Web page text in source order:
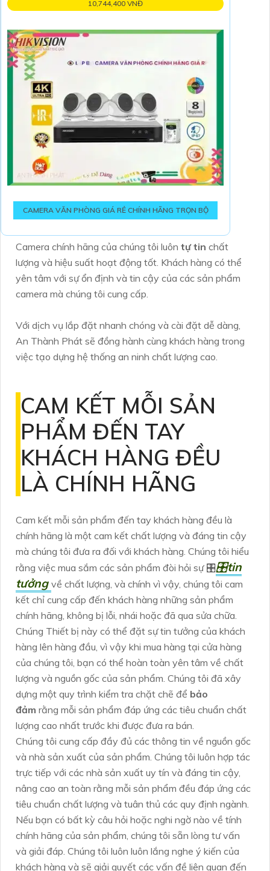
CAMERA VĂN PHÒNG GIÁ RẺ CHÍNH HÃNG TRỌN BỘ
10,744,400 VNĐ
Camera chính hãng của chúng tôi luôn tự tin chất
lượng và hiệu suất hoạt động tốt. Khách hàng có thể
yên tâm với sự ổn định và tin cậy của các sản phẩm
camera mà chúng tôi cung cấp.
Với dịch vụ lắp đặt nhanh chóng và cài đặt dễ dàng,
An Thành Phát sẽ đồng hành cùng khách hàng trong
việc tạo dựng hệ thống an ninh chất lượng cao.
CAM KẾT MỖI SẢN
PHẨM ĐẾN TAY
KHÁCH HÀNG ĐỀU
LÀ CHÍNH HÃNG
Cam kết mỗi sản phẩm đến tay khách hàng đều là
chính hãng là một cam kết chất lượng và đáng tin cậy
mà chúng tôi đưa ra đối với khách hàng. Chúng tôi hiểu
rằng việc mua sắm các sản phẩm đòi hỏi sự 🎛🎛tin
tưởng về chất lượng, và chính vì vậy, chúng tôi cam
kết chỉ cung cấp đến khách hàng những sản phẩm
chính hãng, không bị lỗi, nhái hoặc đã qua sửa chữa.
Chúng Thiết bị này có thể đặt sự tin tưởng của khách
hàng lên hàng đầu, vì vậy khi mua hàng tại cửa hàng
của chúng tôi, bạn có thể hoàn toàn yên tâm về chất
lượng và nguồn gốc của sản phẩm. Chúng tôi đã xây
dựng một quy trình kiểm tra chặt chẽ để bảo
đảm rằng mỗi sản phẩm đáp ứng các tiêu chuẩn chất
lượng cao nhất trước khi được đưa ra bán.
Chúng tôi cung cấp đầy đủ các thông tin về nguồn gốc
và nhà sản xuất của sản phẩm. Chúng tôi luôn hợp tác
trực tiếp với các nhà sản xuất uy tín và đáng tin cậy,
nâng cao an toàn rằng mỗi sản phẩm đều đáp ứng các
tiêu chuẩn chất lượng và tuân thủ các quy định ngành.
Nếu bạn có bất kỳ câu hỏi hoặc nghi ngờ nào về tính
chính hãng của sản phẩm, chúng tôi sẵn lòng tư vấn
và giải đáp. Chúng tôi luôn luôn lắng nghe ý kiến của
khách hàng và sẽ giải quyết các vấn đề liên quan đến